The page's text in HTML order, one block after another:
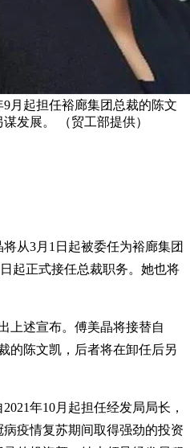
月起担任裕廊集团总裁的陈文
发展。 （贸工部提供）
从3月1日起被委任为裕廊集团
起正式接任总裁职务。她也将
上述宣布。傅美晶将接替自
的陈文凯，后者将在卸任后另
年10月起担任经发局局长，
疫情复苏期间取得强劲的投资